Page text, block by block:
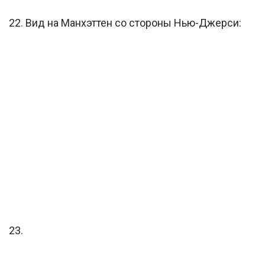
22. Вид на Манхэттен со стороны Нью-Джерси:
23.